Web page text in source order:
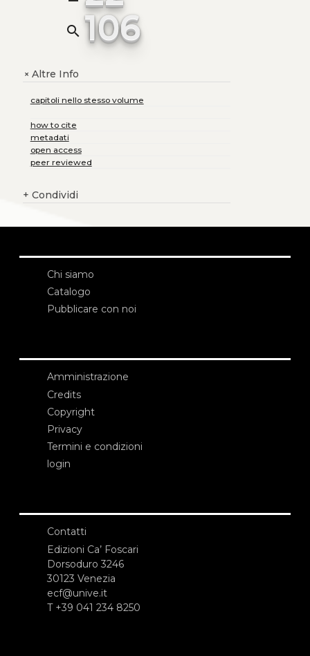
search 106
+Altre Info
capitoli nello stesso volume
how to cite
metadati
open access
peer reviewed
+ Condividi
Chi siamo
Catalogo
Pubblicare con noi
Amministrazione
Credits
Copyright
Privacy
Termini e condizioni
login
Contatti
Edizioni Ca’ Foscari
Dorsoduro 3246
30123 Venezia
ecf@unive.it
T +39 041 234 8250